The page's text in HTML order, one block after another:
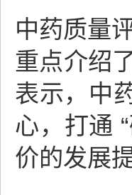
中药质量
重点介绍
表示，中
心，打通
价的发展